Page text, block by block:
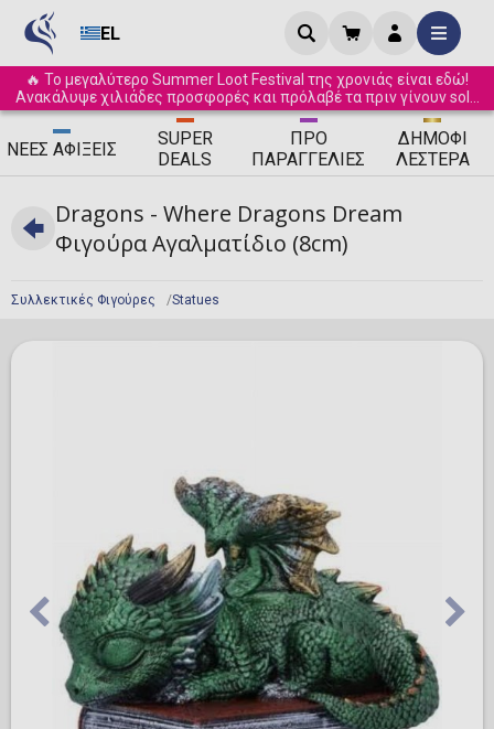
EL
🔥 Το μεγαλύτερο Summer Loot Festival της χρονιάς είναι εδώ!
Ανακάλυψε χιλιάδες προσφορές και πρόλαβέ τα πριν γίνουν sold
out! ☀️
ΝΈΕΣ ΑΦΊΞΕΙΣ
SUPER
DEALS
ΠΡΟ
ΠΑΡΑΓΓΕΛΊΕΣ
ΔΗΜΟΦΙ
ΛΈΣΤΕΡΑ
Συλλεκτικές Φιγούρες Statues
Dragons - Where Dragons Dream
Φιγούρα Αγαλματίδιο (8cm)